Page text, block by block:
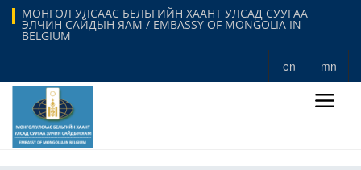
МОНГОЛ УЛСААС БЕЛЬГИЙН ХААНТ УЛСАД СУУГАА
ЭЛЧИН САЙДЫН ЯАМ / EMBASSY OF MONGOLIA IN
BELGIUM
en mn